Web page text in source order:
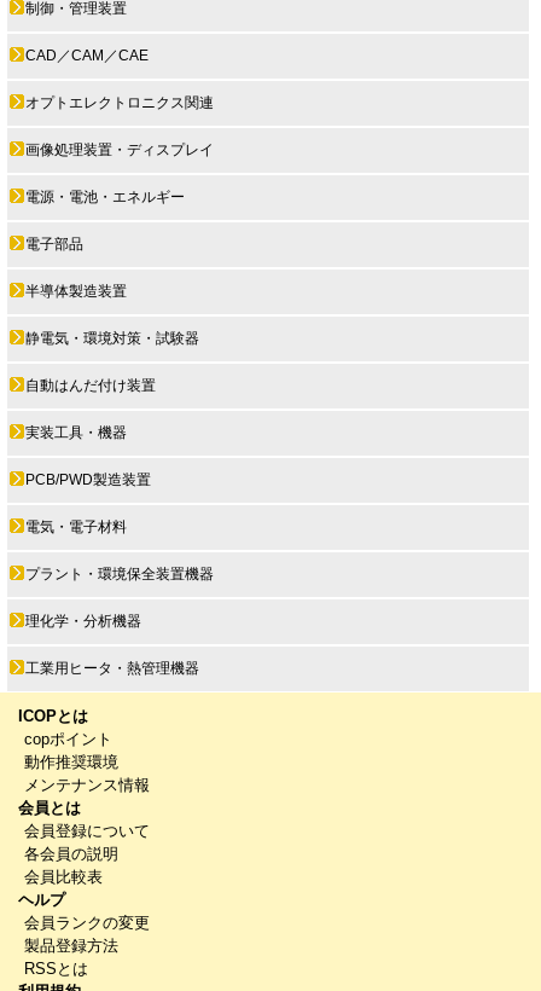
制御・管理装置
CAD／CAM／CAE
オプトエレクトロニクス関連
画像処理装置・ディスプレイ
電源・電池・エネルギー
電子部品
半導体製造装置
静電気・環境対策・試験器
自動はんだ付け装置
実装工具・機器
PCB/PWD製造装置
電気・電子材料
プラント・環境保全装置機器
理化学・分析機器
工業用ヒータ・熱管理機器
ICOPとは
copポイント
動作推奨環境
メンテナンス情報
会員とは
会員登録について
各会員の説明
会員比較表
ヘルプ
会員ランクの変更
製品登録方法
RSSとは